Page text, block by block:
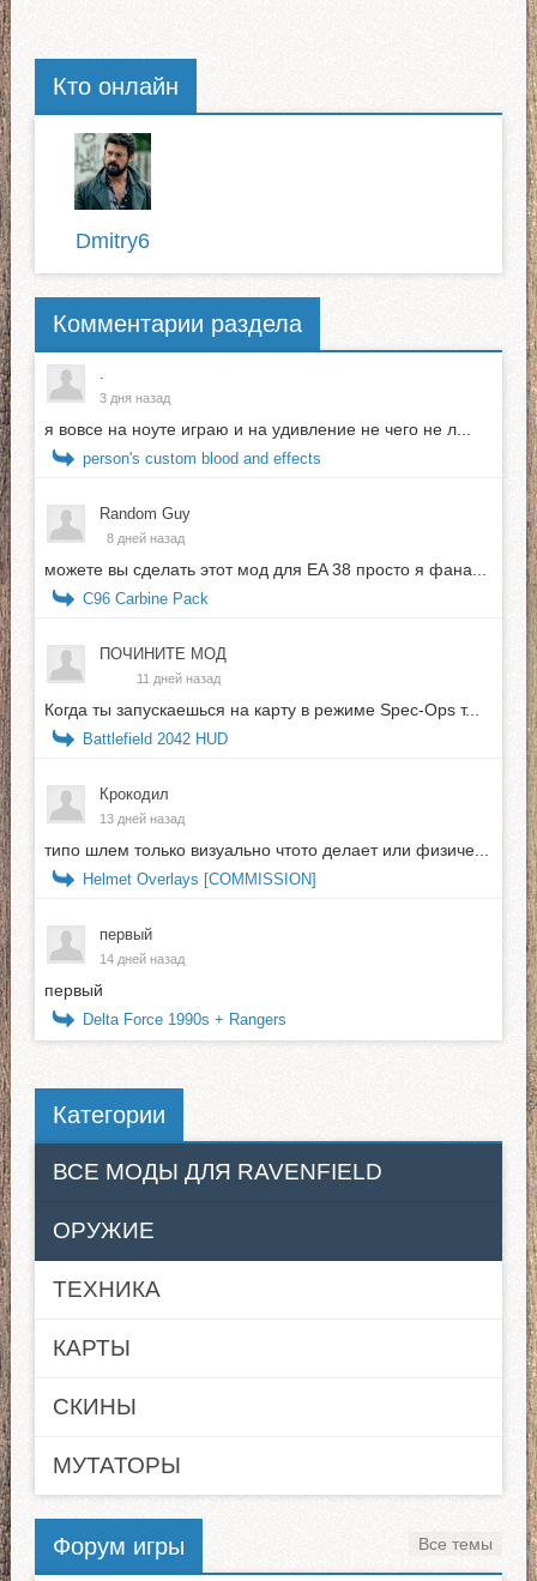
Кто онлайн
Dmitry6
Комментарии раздела
.
3 дня назад
я вовсе на ноуте играю и на удивление не чего не л...
person's custom blood and effects
Random Guy
8 дней назад
можете вы сделать этот мод для EA 38 просто я фана...
C96 Carbine Pack
ПОЧИНИТЕ МОД
11 дней назад
Когда ты запускаешься на карту в режиме Spec-Ops т...
Battlefield 2042 HUD
Крокодил
13 дней назад
типо шлем только визуально чтото делает или физиче...
Helmet Overlays [COMMISSION]
первый
14 дней назад
первый
Delta Force 1990s + Rangers
Категории
ВСЕ МОДЫ ДЛЯ RAVENFIELD
ОРУЖИЕ
ТЕХНИКА
КАРТЫ
СКИНЫ
МУТАТОРЫ
Форум игры Все темы